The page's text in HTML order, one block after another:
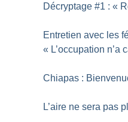
Décryptage #1 : «
Entretien avec les
« L’occupation
Chiapas :
L’aire ne sera pas